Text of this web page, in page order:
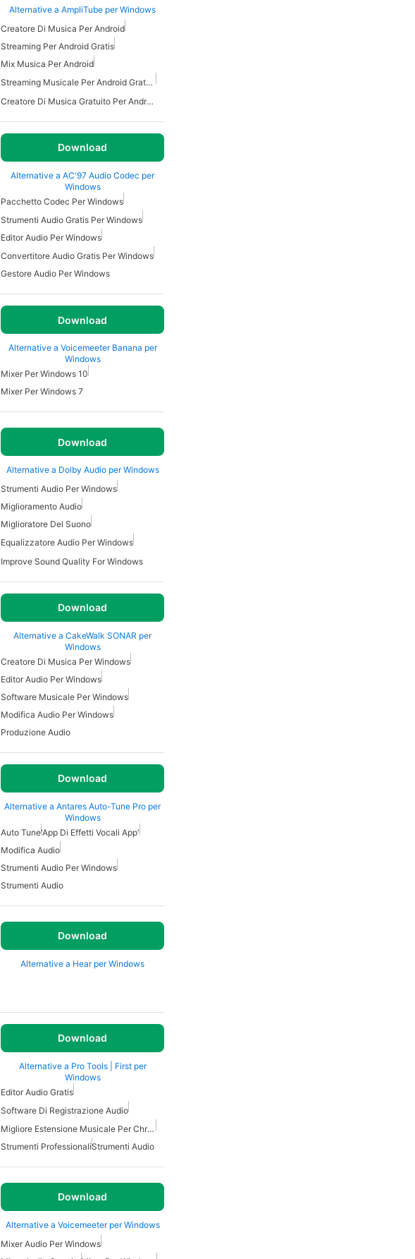
Alternative a AmpliTube per Windows
Creatore Di Musica Per Android
Streaming Per Android Gratis
Mix Musica Per Android
Streaming Musicale Per Android Gratuito
Creatore Di Musica Gratuito Per Android
Download
Alternative a AC'97 Audio Codec per
Windows
Pacchetto Codec Per Windows
Strumenti Audio Gratis Per Windows
Editor Audio Per Windows
Convertitore Audio Gratis Per Windows
Gestore Audio Per Windows
Download
Alternative a Voicemeeter Banana per
Windows
Mixer Per Windows 10
Mixer Per Windows 7
Download
Alternative a Dolby Audio per Windows
Strumenti Audio Per Windows
Miglioramento Audio
Miglioratore Del Suono
Equalizzatore Audio Per Windows
Improve Sound Quality For Windows
Download
Alternative a CakeWalk SONAR per
Windows
Creatore Di Musica Per Windows
Editor Audio Per Windows
Software Musicale Per Windows
Modifica Audio Per Windows
Produzione Audio
Download
Alternative a Antares Auto-Tune Pro per
Windows
Auto Tune'App Di Effetti Vocali App'
Modifica Audio
Strumenti Audio Per Windows
Strumenti Audio
Download
Alternative a Hear per Windows
Download
Alternative a Pro Tools | First per
Windows
Editor Audio Gratis
Software Di Registrazione Audio
Migliore Estensione Musicale Per Chrome
Strumenti ProfessionaliStrumenti Audio
Download
Alternative a Voicemeeter per Windows
Mixer Audio Per Windows